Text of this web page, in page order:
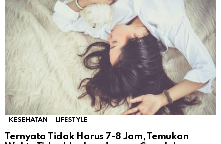
KESEHATAN LIFESTYLE
Ternyata Tidak Harus 7-8 Jam, Temukan